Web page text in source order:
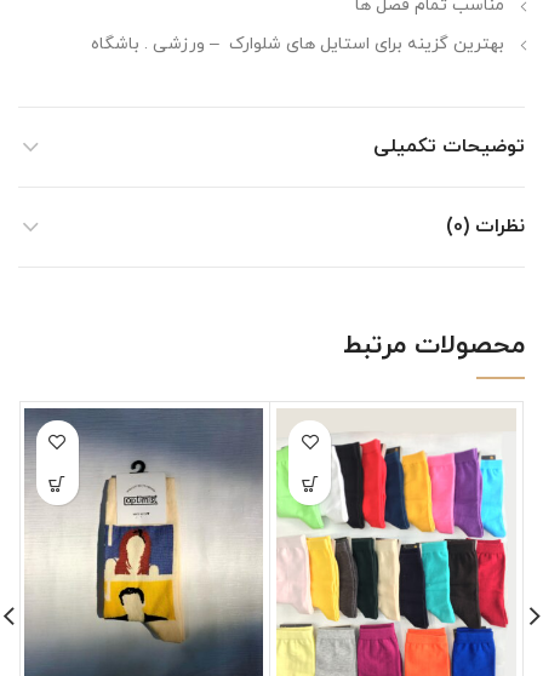
مناسب تمام فصل ها
بهترین گزینه برای استایل های شلوارک – ورزشی . باشگاه
توضیحات تکمیلی
نظرات (0)
محصولات مرتبط